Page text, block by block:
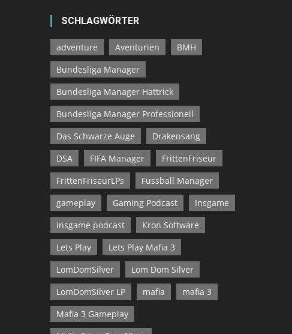
SCHLAGWÖRTER
adventure Aventurien
BMH
Bundesliga Manager
Bundesliga Manager Hattrick
Bundesliga Manager Professionell
Das Schwarze Auge
Drakensang
DSA
FIFA Manager
FrittenFriseur
FrittenFriseurLPs
Fussball Manager
gameplay
Gaming Podcast
Insgame
insgame podcast
Kron Software
Lets Play
Lets Play Mafia 3
LomDomSilver
Lom Dom Silver
LomDomSilver LP
mafia
mafia 3
Mafia 3 Gameplay